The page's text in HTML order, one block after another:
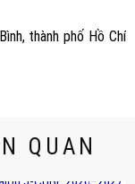
thành phố Hồ Chí
QUAN